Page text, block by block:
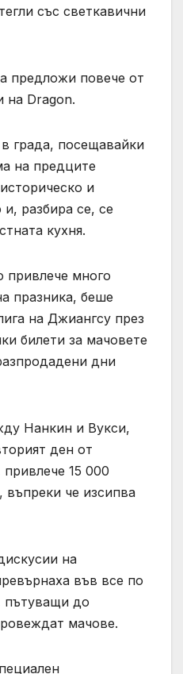
със светкавични
предложи повече от
на Dragon.
града, посещавайки
на предците
и
и, разбира се, се
кухня.
привлече много
празника, беше
на Джиангсу през
билети за мачовете
дни
Нанкин и Вукси,
ден от
15 000
въпреки че изсипва
на
във все по
пътуващи до
мачове.